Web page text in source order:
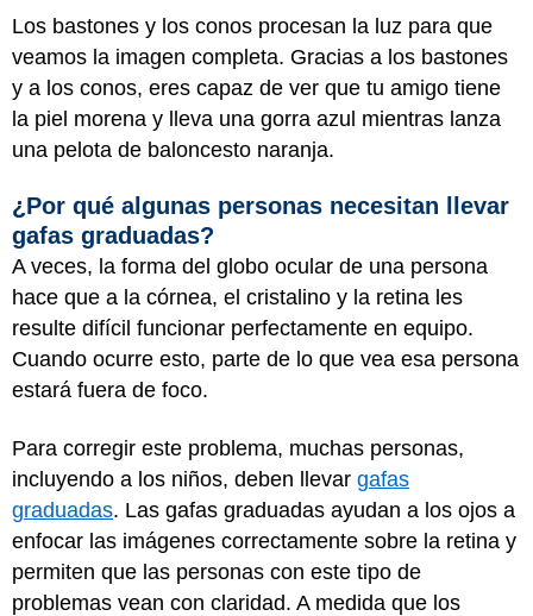
Los bastones y los conos procesan la luz para que
veamos la imagen completa. Gracias a los bastones
y a los conos, eres capaz de ver que tu amigo tiene
la piel morena y lleva una gorra azul mientras lanza
una pelota de baloncesto naranja.
¿Por qué algunas personas necesitan llevar
gafas graduadas?
A veces, la forma del globo ocular de una persona
hace que a la córnea, el cristalino y la retina les
resulte difícil funcionar perfectamente en equipo.
Cuando ocurre esto, parte de lo que vea esa persona
estará fuera de foco.
Para corregir este problema, muchas personas,
incluyendo a los niños, deben llevar gafas
graduadas. Las gafas graduadas ayudan a los ojos a
enfocar las imágenes correctamente sobre la retina y
permiten que las personas con este tipo de
problemas vean con claridad. A medida que los